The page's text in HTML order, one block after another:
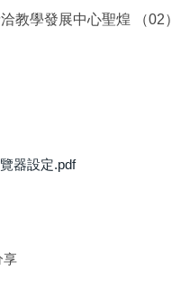
教學發展中心聖煌 （02）
器設定.pdf
享